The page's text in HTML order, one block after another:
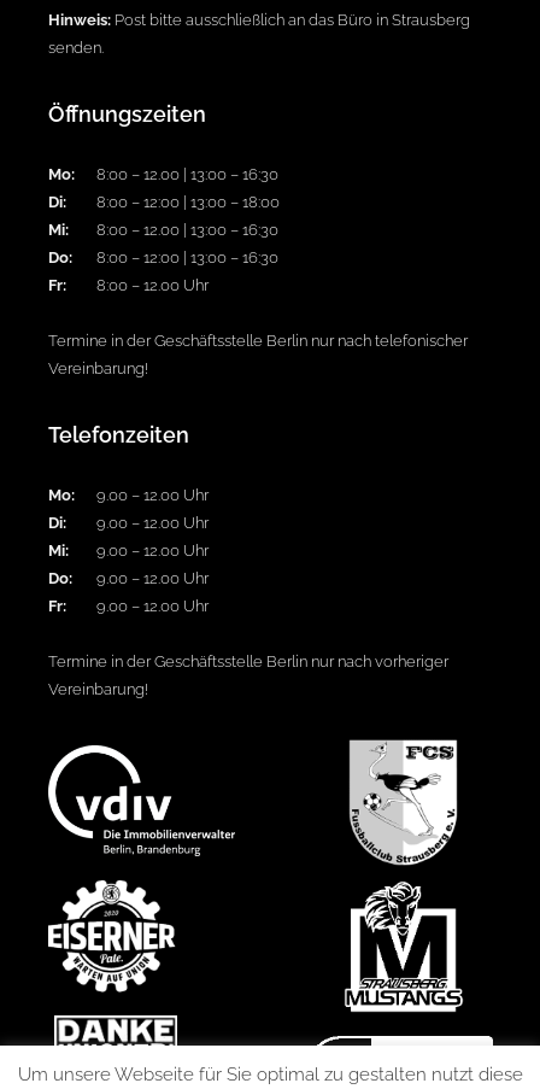
Hinweis: Post bitte ausschließlich an das Büro in Strausberg
senden.
Öffnungszeiten
Mo:
8:00 – 12.00 | 13:00 – 16:30
Di:
8:00 – 12:00 | 13:00 – 18:00
Mi:
8:00 – 12.00 | 13:00 – 16:30
Do:
8:00 – 12:00 | 13:00 – 16:30
Fr:
8:00 – 12.00 Uhr
Termine in der Geschäftsstelle Berlin nur nach telefonischer
Vereinbarung!
Telefonzeiten
Mo:
9.00 – 12.00 Uhr
Di:
9.00 – 12.00 Uhr
Mi:
9.00 – 12.00 Uhr
Do:
9.00 – 12.00 Uhr
Fr:
9.00 – 12.00 Uhr
Termine in der Geschäftsstelle Berlin nur nach vorheriger
Vereinbarung!
Um unsere Webseite für Sie optimal zu gestalten nutzt diese